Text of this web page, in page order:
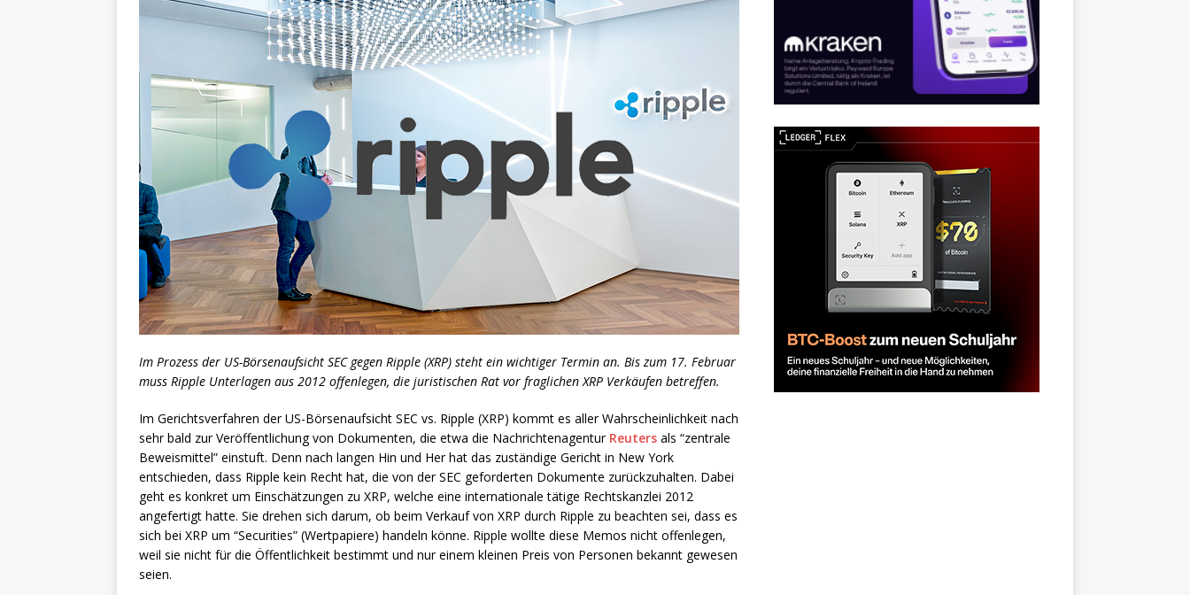
Im Prozess der US-Börsenaufsicht SEC gegen Ripple (XRP) steht ein wichtiger Termin an. Bis zum 17. Februar
muss Ripple Unterlagen aus 2012 offenlegen, die juristischen Rat vor fraglichen XRP Verkäufen betreffen.
Im Gerichtsverfahren der US-Börsenaufsicht SEC vs. Ripple (XRP) kommt es aller Wahrscheinlichkeit nach
sehr bald zur Veröffentlichung von Dokumenten, die etwa die Nachrichtenagentur Reuters als “zentrale
Beweismittel” einstuft. Denn nach langen Hin und Her hat das zuständige Gericht in New York
entschieden, dass Ripple kein Recht hat, die von der SEC geforderten Dokumente zurückzuhalten. Dabei
geht es konkret um Einschätzungen zu XRP, welche eine internationale tätige Rechtskanzlei 2012
angefertigt hatte. Sie drehen sich darum, ob beim Verkauf von XRP durch Ripple zu beachten sei, dass es
sich bei XRP um “Securities” (Wertpapiere) handeln könne. Ripple wollte diese Memos nicht offenlegen,
weil sie nicht für die Öffentlichkeit bestimmt und nur einem kleinen Preis von Personen bekannt gewesen
seien.